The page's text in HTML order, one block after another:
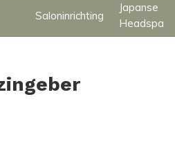
Saloninrichting
Japanse
Headspa